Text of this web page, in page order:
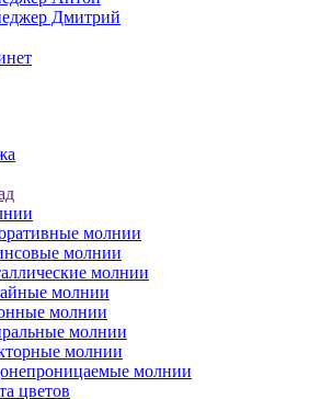
Дмитрий
молнии
молнии
молнии
молнии
молнии
молнии
молнии
молнии
цветов